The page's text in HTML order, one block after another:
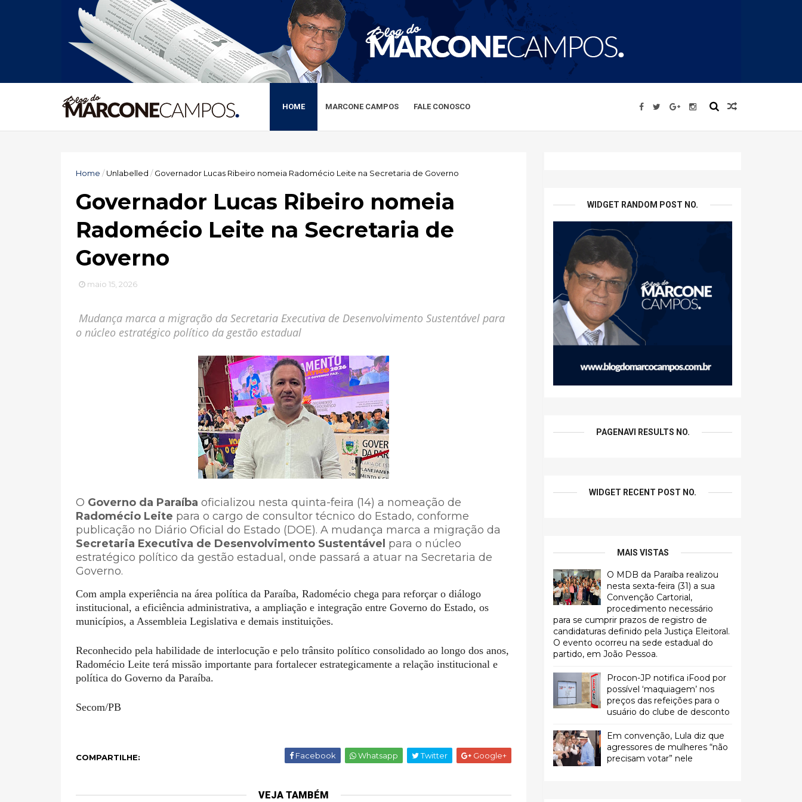
HOME MARCONE CAMPOS FALE CONOSCO
Home /Unlabelled / Governador Lucas Ribeiro nomeia Radomécio Leite na Secretaria de Governo
Governador Lucas Ribeiro nomeia
Radomécio Leite na Secretaria de
Governo
maio 15, 2026
Mudança marca a migração da Secretaria Executiva de Desenvolvimento Sustentável para
o núcleo estratégico político da gestão estadual
O Governo da Paraíba oficializou nesta quinta-feira (14) a nomeação de
Radomécio Leite para o cargo de consultor técnico do Estado, conforme
publicação no Diário Oficial do Estado (DOE). A mudança marca a migração da
Secretaria Executiva de Desenvolvimento Sustentável para o núcleo
estratégico político da gestão estadual, onde passará a atuar na Secretaria de
Governo.
Com ampla experiência na área política da Paraíba, Radomécio chega para reforçar o diálogo
institucional, a eficiência administrativa, a ampliação e integração entre Governo do Estado, os
municípios, a Assembleia Legislativa e demais instituições.
Reconhecido pela habilidade de interlocução e pelo trânsito político consolidado ao longo dos anos,
Radomécio Leite terá missão importante para fortalecer estrategicamente a relação institucional e
política do Governo da Paraíba.
Secom/PB
COMPARTILHE: Facebook Whatsapp Twitter Google+
VEJA TAMBÉM
WIDGET RANDOM POST NO.
PAGENAVI RESULTS NO.
WIDGET RECENT POST NO.
MAIS VISTAS
O MDB da Paraíba realizou
nesta sexta-feira (31) a sua
Convenção Cartorial,
procedimento necessário
para se cumprir prazos de registro de
candidaturas definido pela Justiça Eleitoral.
O evento ocorreu na sede estadual do
partido, em João Pessoa.
Procon-JP notifica iFood por
possível ‘maquiagem’ nos
preços das refeições para o
usuário do clube de desconto
Em convenção, Lula diz que
agressores de mulheres “não
precisam votar” nele